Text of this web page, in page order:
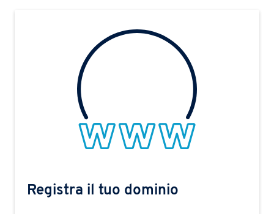
Registra il tuo dominio